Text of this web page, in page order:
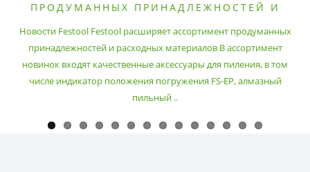
ПРОДУМАННЫХ ПРИНАДЛЕЖНОСТЕЙ И
Новости Festool Festool расширяет ассортимент продуманных
принадлежностей и расходных материалов В ассортимент
новинок входят качественные аксессуары для пиления, в том
числе индикатор положения погружения FS-EP, алмазный
пильный ..